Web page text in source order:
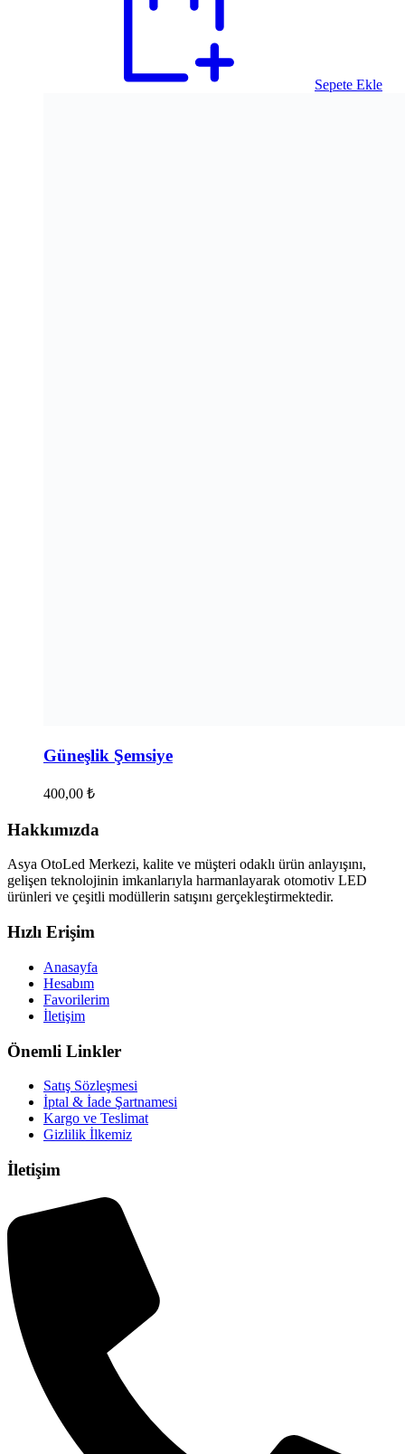
Sepete Ekle
Güneşlik Şemsiye
400,00 ₺
Hakkımızda
Asya OtoLed Merkezi, kalite ve müşteri odaklı ürün anlayışını,
gelişen teknolojinin imkanlarıyla harmanlayarak otomotiv LED
ürünleri ve çeşitli modüllerin satışını gerçekleştirmektedir.
Hızlı Erişim
Anasayfa
Hesabım
Favorilerim
İletişim
Önemli Linkler
Satış Sözleşmesi
İptal & İade Şartnamesi
Kargo ve Teslimat
Gizlilik İlkemiz
İletişim